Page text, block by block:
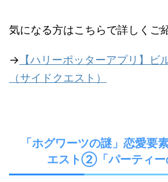
気になる方はこちらで詳しくご
→ 【ハリーポッターアプリ】ビ
（サイドクエスト）
「ホグワーツの謎」恋愛要
エスト②「パーティー